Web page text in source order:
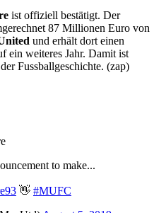
ist offiziell bestätigt. Der
87 Millionen Euro von
und erhält dort einen
ein weiteres Jahr. Damit ist
Fussballgeschichte. (zap)
to make...
👋 #MUFC